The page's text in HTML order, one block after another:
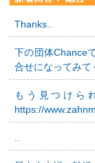
Thanks..
下の団体Chance
合せになってみて
もう見つけら
https://
..